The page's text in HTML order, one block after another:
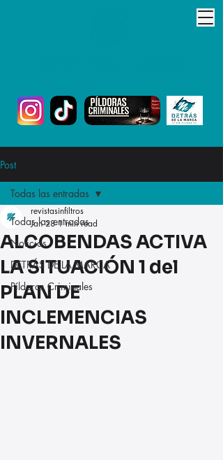
Post
Todas las entradas
Noticias
DETRÁS DE LA MARCA
Píldoras Criminales
Todas las entradas
ALCOBENDAS ACTIVA
LA SITUACIÓN 1 del
PLAN DE
INCLEMENCIAS
INVERNALES
revistasinfiltros
Jan 28 1 min read